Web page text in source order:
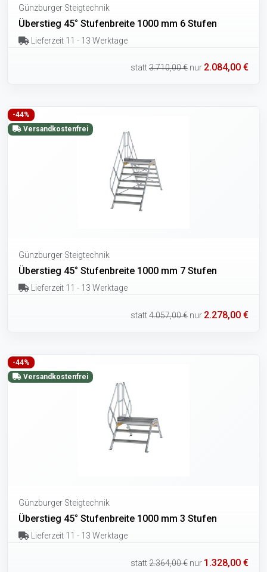
Günzburger Steigtechnik
Überstieg 45° Stufenbreite 1000 mm 6 Stufen
Lieferzeit 11 - 13 Werktage
statt3.710,00 € nur 2.084,00 €
-44%
Versandkostenfrei
Günzburger Steigtechnik
Überstieg 45° Stufenbreite 1000 mm 7 Stufen
Lieferzeit 11 - 13 Werktage
statt4.057,00 € nur 2.278,00 €
-44%
Versandkostenfrei
Günzburger Steigtechnik
Überstieg 45° Stufenbreite 1000 mm 3 Stufen
Lieferzeit 11 - 13 Werktage
statt2.364,00 € nur 1.328,00 €